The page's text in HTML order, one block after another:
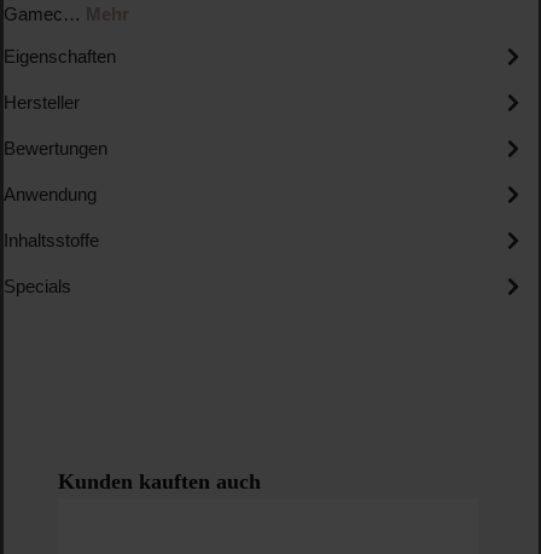
Gamec… Mehr
Eigenschaften
Hersteller
Bewertungen
Anwendung
Inhaltsstoffe
Specials
Produktgalerie überspringen
Kunden kauften auch